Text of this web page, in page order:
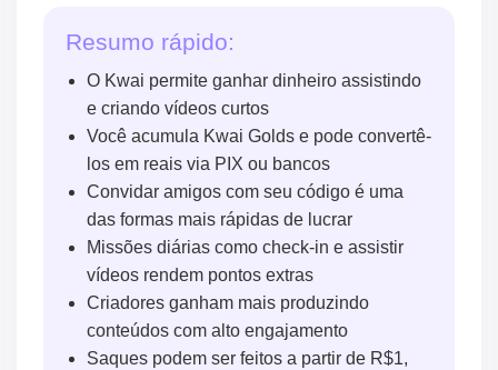
Compartilhamentos TikTok
Curtidas em Comentários no
Salvos TikTok
Curtidas TikTok Grátis
Seguidores Tiktok Grátis
Comentários YouTube
Visualizações em Live
Ganhar Inscritos no
Visualizações YouTube
Curtidas Grátis no
Curtidas para
Visualizações no
Curtidas no
Resumo rápido:
O Kwai permite ganhar dinheiro assistindo
e criando vídeos curtos
Você acumula Kwai Golds e pode convertê-
los em reais via PIX ou bancos
Convidar amigos com seu código é uma
das formas mais rápidas de lucrar
Missões diárias como check-in e assistir
vídeos rendem pontos extras
Criadores ganham mais produzindo
conteúdos com alto engajamento
Saques podem ser feitos a partir de R$1,